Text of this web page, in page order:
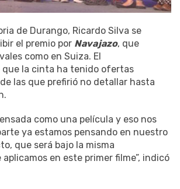
de Durango, Ricardo Silva se
el premio por Navajazo, que
como en Suiza. El
que la cinta ha tenido ofertas
las que prefirió no detallar hasta
como una película y eso nos
ya estamos pensando en nuestro
que será bajo la misma
en este primer filme”, indicó